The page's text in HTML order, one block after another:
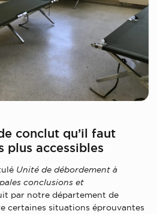
conclut qu’il faut
plus accessibles
Unité de débordement à
conclusions et
par notre département de
certaines situations éprouvantes